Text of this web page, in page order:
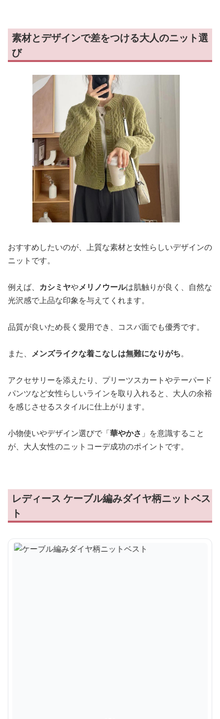
素材とデザインで差をつける大人のニット選
び
おすすめしたいのが、上質な素材と女性らしいデザインの
ニットです。
例えば、 カシミヤやメリノウールは肌触りが良く、自然な
光沢感で上品な印象を与えてくれます。
品質が良いため長く愛用でき、コスパ面でも優秀です。
また、 メンズライクな着こなしは無難になりがち。
アクセサリーを添えたり、プリーツスカートやテーパード
パンツなど女性らしいラインを取り入れると、大人の余裕
を感じさせるスタイルに仕上がります。
小物使いやデザイン選びで「華やかさ 」を意識すること
が、大人女性のニットコーデ成功のポイントです。
レディース ケーブル編みダイヤ柄ニットベス
ト